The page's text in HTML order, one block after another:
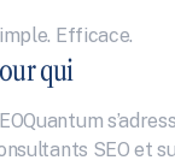
Efficace.
qui
SEO et